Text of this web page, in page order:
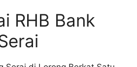
RHB Bank